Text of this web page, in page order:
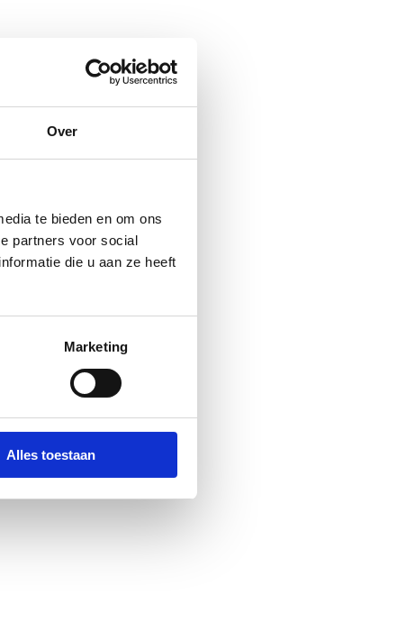
Over
te bieden en om ons
partners voor social
die u aan ze heeft
Marketing
Alles toestaan